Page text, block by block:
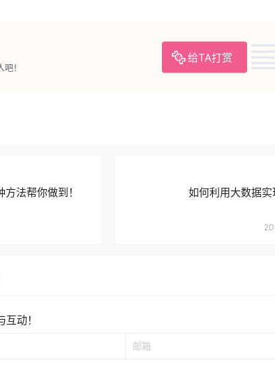
给TA打赏
！
法帮你做到！ 如何利用大数据实
动！